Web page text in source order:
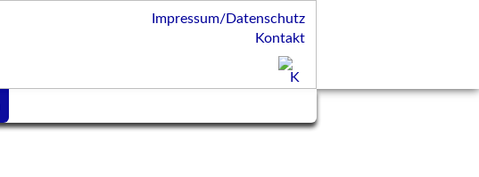
Impressum/Datenschutz
Kontakt